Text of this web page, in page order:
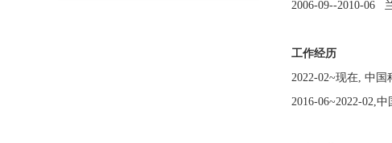
2006-09--2010-06
工作经历
2022-02~现在, 中
2016-06~2022-02,